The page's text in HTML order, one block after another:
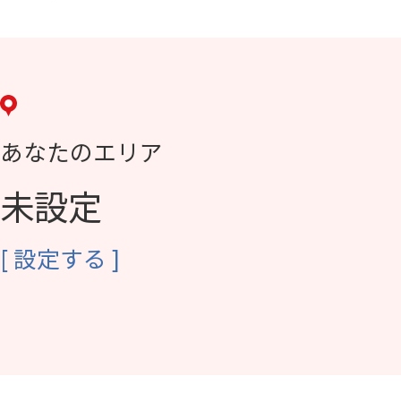
あなたのエリア
未設定
[設定する ]